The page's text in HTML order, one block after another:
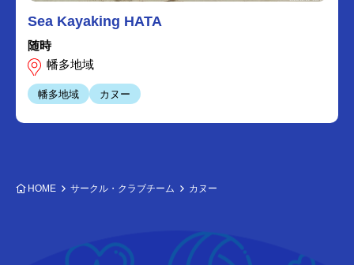
Sea Kayaking HATA
随時
幡多地域
幡多地域 カヌー
HOME サークル・クラブチーム カヌー